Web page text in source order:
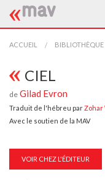
ACCUEIL
BIBLIOTHÈQUE
TRADUCTEURS
AIDE À LA TRADUCTION
ACCUEIL BIBLIOTHÈQUE
CIEL
de Gilad Evron
Traduit de l'hébreu parZohar
Avec le soutien de la MAV
VOIR CHEZ L'ÉDITEUR